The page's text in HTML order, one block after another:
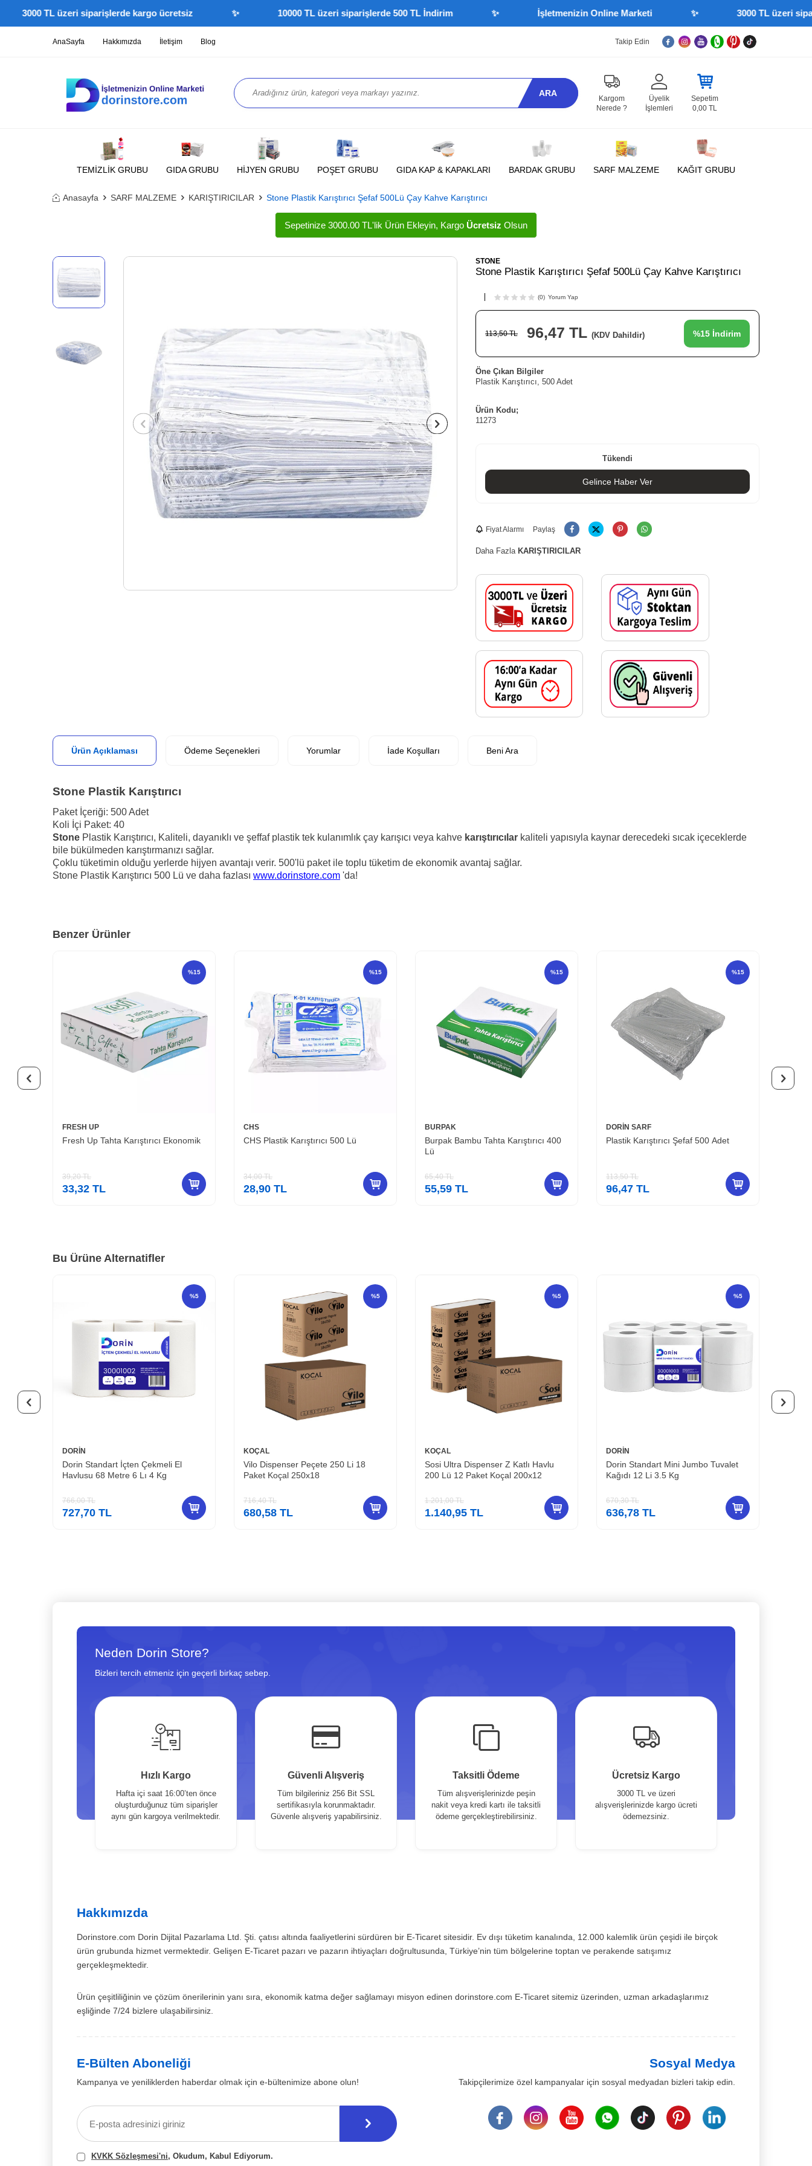
TL üzeri siparişlerde kargo ücretsiz 10000 TL üzeri siparişlerde 500 TL İndirim İşletmenizin Online Marketi 3000 TL üzeri
AnaSayfa Hakkımızda İletişim Blog Takip Edin
ARA
Kargom
Nerede ?
Üyelik
İşlemleri
Sepetim
0,00 TL
TEMİZLİK GRUBU GIDA GRUBU HİJYEN GRUBU POŞET GRUBU GIDA KAP & KAPAKLARI BARDAK GRUBU SARF MALZEME KAĞIT GRUBU
Anasayfa SARF MALZEME KARIŞTIRICILAR Stone Plastik Karıştırıcı Şefaf 500Lü Çay Kahve Karıştırıcı
Sepetinize 3000.00 TL'lik Ürün Ekleyin, Kargo Ücretsiz Olsun
STONE
Stone Plastik Karıştırıcı Şefaf 500Lü Çay Kahve Karıştırıcı
(0) Yorum Yap
113,50TL 96,47 TL (KDV Dahildir) %15 İndirim
Öne Çıkan Bilgiler
Plastik Karıştırıcı, 500 Adet
Ürün Kodu;
11273
Tükendi
Gelince Haber Ver
Fiyat Alarmı Paylaş
Daha Fazla KARIŞTIRICILAR
Ürün Açıklaması Ödeme Seçenekleri Yorumlar İade Koşulları Beni Ara
Stone Plastik Karıştırıcı
Paket İçeriği: 500 Adet
Koli İçi Paket: 40
Stone Plastik Karıştırıcı, Kaliteli, dayanıklı ve şeffaf plastik tek kulanımlık çay karışıcı veya kahve karıştırıcılar kaliteli yapısıyla kaynar derecedeki sıcak içeceklerde
bile bükülmeden karıştırmanızı sağlar.
Çoklu tüketimin olduğu yerlerde hijyen avantajı verir. 500'lü paket ile toplu tüketim de ekonomik avantaj sağlar.
Stone Plastik Karıştırıcı 500 Lü ve daha fazlası www.dorinstore.com 'da!
Benzer Ürünler
%15
FRESH UP
Fresh Up Tahta Karıştırıcı Ekonomik
39,20TL
33,32 TL
%15
CHS
CHS Plastik Karıştırıcı 500 Lü
34,00TL
28,90 TL
%15
BURPAK
Burpak Bambu Tahta Karıştırıcı 400
Lü
65,40TL
55,59 TL
%15
DORİN SARF
Plastik Karıştırıcı Şefaf 500 Adet
113,50TL
96,47 TL
Bu Ürüne Alternatifler
%5
DORİN
Dorin Standart İçten Çekmeli El
Havlusu 68 Metre 6 Lı 4 Kg
766,00TL
727,70 TL
%5
KOÇAL
Vilo Dispenser Peçete 250 Li 18
Paket Koçal 250x18
716,40TL
680,58 TL
%5
KOÇAL
Sosi Ultra Dispenser Z Katlı Havlu
200 Lü 12 Paket Koçal 200x12
1.201,00TL
1.140,95 TL
%5
DORİN
Dorin Standart Mini Jumbo Tuvalet
Kağıdı 12 Li 3.5 Kg
670,30TL
636,78 TL
Neden Dorin Store?
Bizleri tercih etmeniz için geçerli birkaç sebep.
Hızlı Kargo
Hafta içi saat 16:00’ten önce
oluşturduğunuz tüm siparişler
aynı gün kargoya verilmektedir.
Güvenli Alışveriş
Tüm bilgileriniz 256 Bit SSL
sertifikasıyla korunmaktadır.
Güvenle alışveriş yapabilirsiniz.
Taksitli Ödeme
Tüm alışverişlerinizde peşin
nakit veya kredi kartı ile taksitli
ödeme gerçekleştirebilirsiniz.
Ücretsiz Kargo
3000 TL ve üzeri
alışverişlerinizde kargo ücreti
ödemezsiniz.
Hakkımızda
Dorinstore.com Dorin Dijital Pazarlama Ltd. Şti. çatısı altında faaliyetlerini sürdüren bir E-Ticaret sitesidir. Ev dışı tüketim kanalında, 12.000 kalemlik ürün çeşidi ile birçok
ürün grubunda hizmet vermektedir. Gelişen E-Ticaret pazarı ve pazarın ihtiyaçları doğrultusunda, Türkiye’nin tüm bölgelerine toptan ve perakende satışımız
gerçekleşmektedir.
Ürün çeşitliliğinin ve çözüm önerilerinin yanı sıra, ekonomik katma değer sağlamayı misyon edinen dorinstore.com E-Ticaret sitemiz üzerinden, uzman arkadaşlarımız
eşliğinde 7/24 bizlere ulaşabilirsiniz.
E-Bülten Aboneliği
Kampanya ve yeniliklerden haberdar olmak için e-bültenimize abone olun!
KVKK Sözleşmesi'ni, Okudum, Kabul Ediyorum.
Sosyal Medya
Takipçilerimize özel kampanyalar için sosyal medyadan bizleri takip edin.